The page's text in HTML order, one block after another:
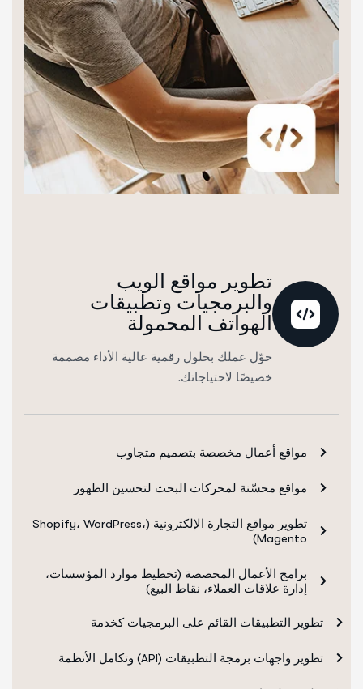
تطوير مواقع الويب
والبرمجيات وتطبيقات
الهواتف المحمولة
حوّل عملك بحلول رقمية عالية الأداء مصممة
خصيصًا لاحتياجاتك.
مواقع أعمال مخصصة بتصميم متجاوب
مواقع محسّنة لمحركات البحث لتحسين الظهور
تطوير مواقع التجارة الإلكترونية (Shopify، WordPress،
Magento)
برامج الأعمال المخصصة (تخطيط موارد المؤسسات،
إدارة علاقات العملاء، نقاط البيع)
تطوير التطبيقات القائم على البرمجيات كخدمة
تطوير واجهات برمجة التطبيقات (API) وتكامل الأنظمة